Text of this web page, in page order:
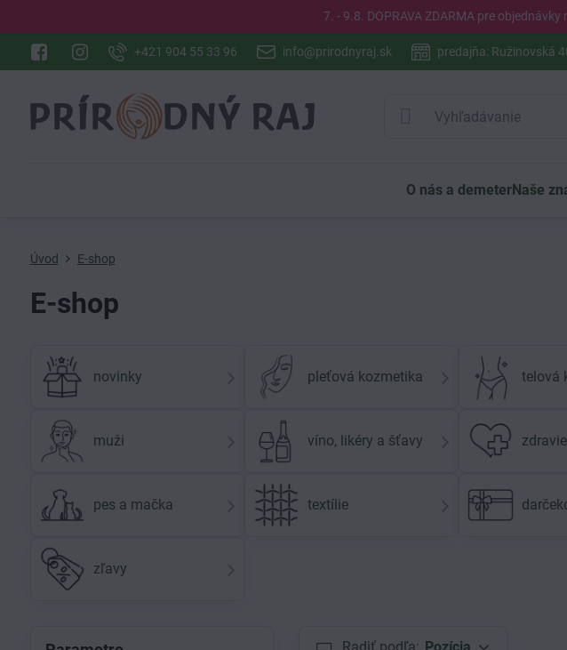
7. - 9.8. DOPRAVA ZDARMA pre
+421 904 55 33 96 info@prirodnyraj.sk predajňa: Ružinovská
O nás a demeterNaše
Úvod E-shop
E-shop
novinky pleťová kozmetika telová
muži víno, likéry a šťavy
pes a mačka textílie
zľavy